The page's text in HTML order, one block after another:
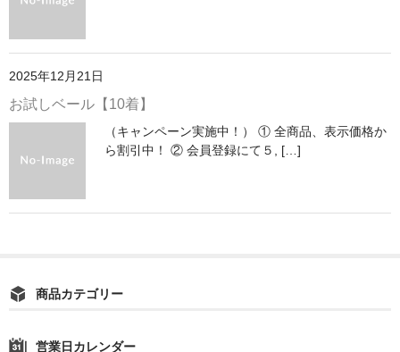
2025年12月21日
お試しベール【10着】
（キャンペーン実施中！） ① 全商品、表示価格か
ら割引中！ ② 会員登録にて５, […]
商品カテゴリー
営業日カレンダー